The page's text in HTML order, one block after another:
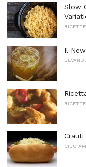
Slow
Il
CIBO